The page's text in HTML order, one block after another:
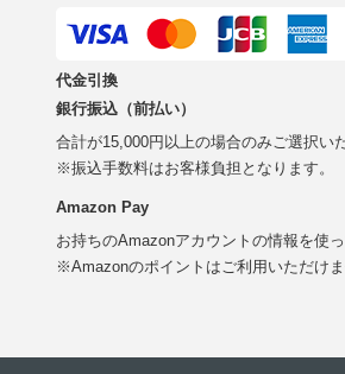
代金引換
銀行振込（前払い）
合計が15,000円以上の場合のみご選択い
※振込手数料はお客様負担となります。
Amazon Pay
お持ちのAmazonアカウントの情報を使
※Amazonのポイントはご利用いただけま